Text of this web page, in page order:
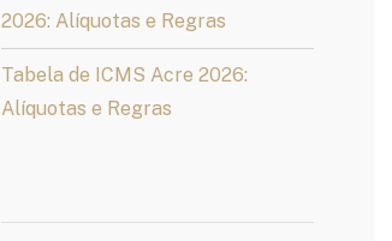
2026: Alíquotas e Regras
Tabela de ICMS Acre 2026:
Alíquotas e Regras